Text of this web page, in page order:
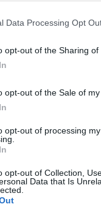
Data Processing Opt
opt-out of the Sharing of
opt-out of the Sale of my
opt-out of processing
opt-out of Collection,
Data that Is
à l’atmosphère
Charcot
dont quatre